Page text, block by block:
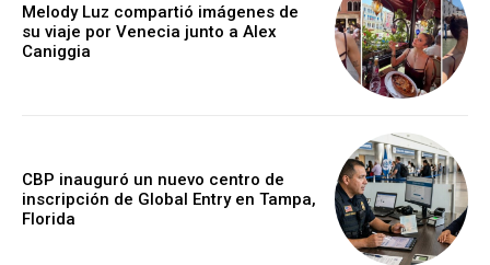
Melody Luz compartió imágenes de
su viaje por Venecia junto a Alex
Caniggia
CBP inauguró un nuevo centro de
inscripción de Global Entry en Tampa,
Florida